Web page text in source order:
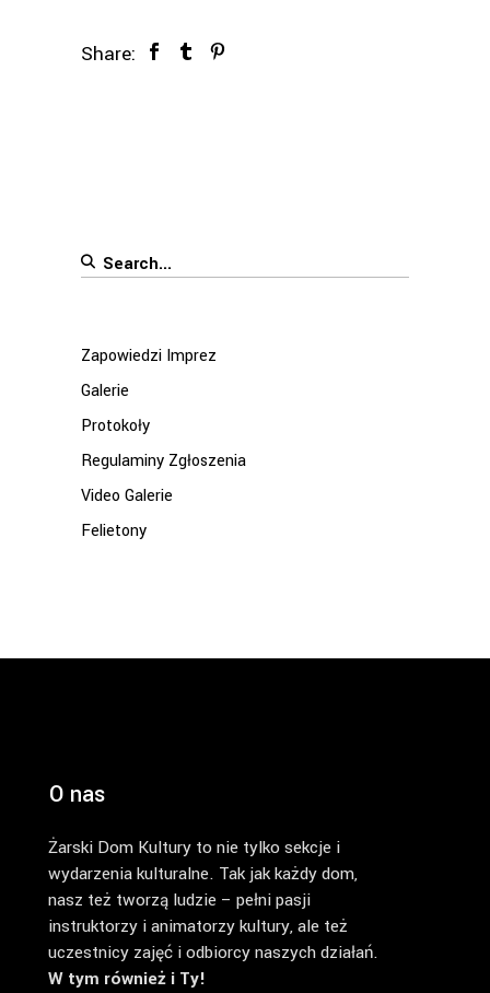
Share:
Search
Zapowiedzi Imprez
Galerie
Protokoły
Regulaminy Zgłoszenia
Video Galerie
Felietony
O nas
Żarski Dom Kultury to nie tylko sekcje i
wydarzenia kulturalne. Tak jak każdy dom,
nasz też tworzą ludzie – pełni pasji
instruktorzy i animatorzy kultury, ale też
uczestnicy zajęć i odbiorcy naszych działań.
W tym również i Ty!